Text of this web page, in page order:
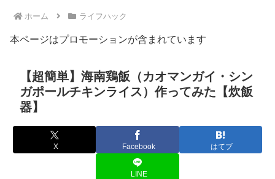
ホーム ライフハック
本ページはプロモーションが含まれています
【超簡単】海南鶏飯（カオマンガイ・シン
ガポールチキンライス）作ってみた【炊飯
器】
X Facebook はてブ
LINE